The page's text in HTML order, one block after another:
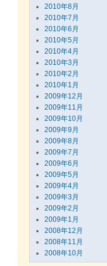
2010年8月
2010年7月
2010年6月
2010年5月
2010年4月
2010年3月
2010年2月
2010年1月
2009年12月
2009年11月
2009年10月
2009年9月
2009年8月
2009年7月
2009年6月
2009年5月
2009年4月
2009年3月
2009年2月
2009年1月
2008年12月
2008年11月
2008年10月